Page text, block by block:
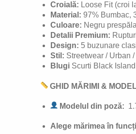
Croială: Loose Fit (croi
Material: 97% Bumbac,
Culoare: Negru
Detalii Premium:
Design: 5 buzunare
Stil: Streetwear / Urban
BlugiScurti Black
GHID MĂRIMI &
Modelul din poză:
Alege mărimea în